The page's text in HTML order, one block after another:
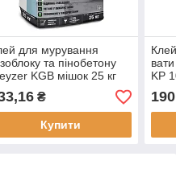
для мурування
та пінобетону
KGB мішок 25 кг
₴
Купити
KP